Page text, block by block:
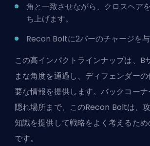
角と一致させながら、クロスヘア
ち上げます。
Recon Boltに2バーのチャージを与
この高インパクトラインナップは、B
まな角度を通過し、ディフェンダー
要な情報を提供します。バックコー
隠れ場所まで、このRecon Boltは、
知識を提供して戦略をよく考えるた
です。